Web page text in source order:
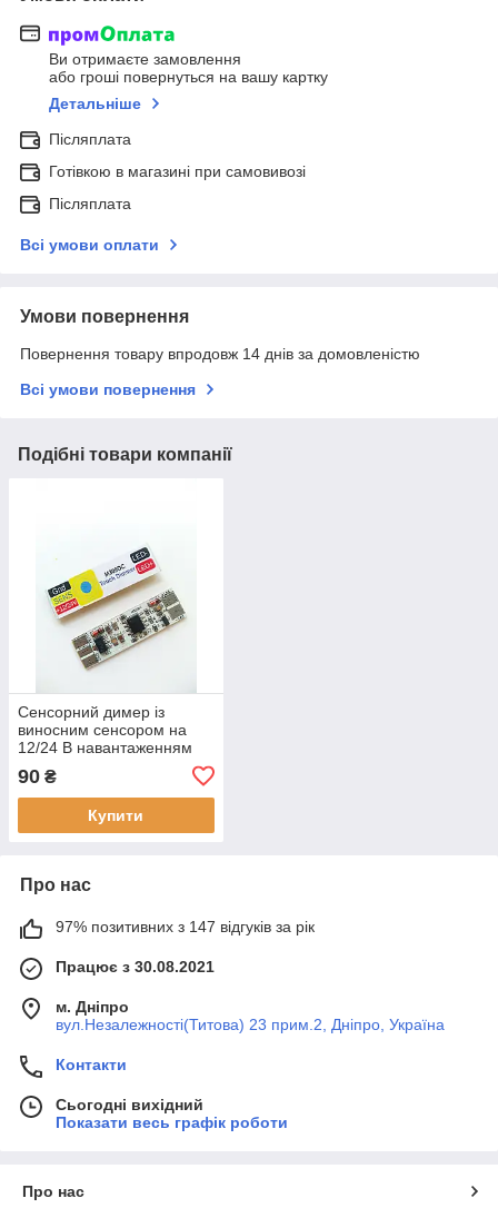
Ви отримаєте замовлення
або гроші повернуться на вашу картку
Детальніше
Післяплата
Готівкою в магазині при самовивозі
Післяплата
Всі умови оплати
Умови повернення
Повернення товару впродовж 14 днів за домовленістю
Всі умови повернення
Подібні товари компанії
Сенсорний димер із
виносним сенсором на
12/24 В навантаженням
90 ₴
Купити
Про нас
97% позитивних з 147 відгуків за рік
Працює з 30.08.2021
м. Дніпро
вул.Незалежності(Титова) 23 прим.2, Дніпро, Україна
Контакти
Сьогодні вихідний
Показати весь графік роботи
Про нас